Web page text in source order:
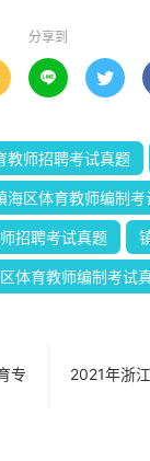
分享到
 
教师招聘考试真题
海区体育教师编制考
招聘考试真题
体育教师编制考试
专
2021年浙